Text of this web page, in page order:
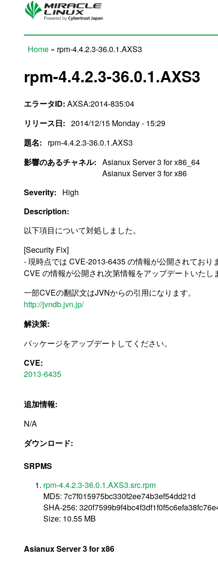
Skip to main content
Home » rpm-4.4.2.3-36.0.1.AXS3
rpm-4.4.2.3-36.0.1.AXS3
エラータID: AXSA:2014-835:04
リリース日: 2014/12/15 Monday - 15:29
題名:
rpm-4.4.2.3-36.0.1.AXS3
影響のあるチャネル: Asianux Server 3 for x86_64
Asianux Server 3 for x86
Severity:
High
Description:
以下項目について対処しました。
[Security Fix]
- 現時点では CVE-2013-6435 の情報が公開されており
CVE の情報が公開され次第情報をアップデートいたし
一部CVEの翻訳文はJVNからの引用になります。
http://jvndb.jvn.jp/
解決策:
パッケージをアップデートしてください。
CVE:
2013-6435
追加情報:
N/A
ダウンロード:
SRPMS
rpm-4.4.2.3-36.0.1.AXS3.src.rpm
MD5: 7c7f015975bc330f2ee74b3ef54dd21d
SHA-256:
Size: 10.55 MB
Asianux Server 3 for x86